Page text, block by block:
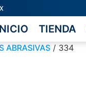
TIENDA
ABRASIVAS / 334